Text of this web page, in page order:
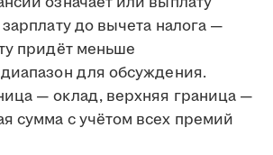
до вычета налога —
придёт меньше
для обсуждения.
— оклад, верхняя граница —
сумма с учётом всех премий